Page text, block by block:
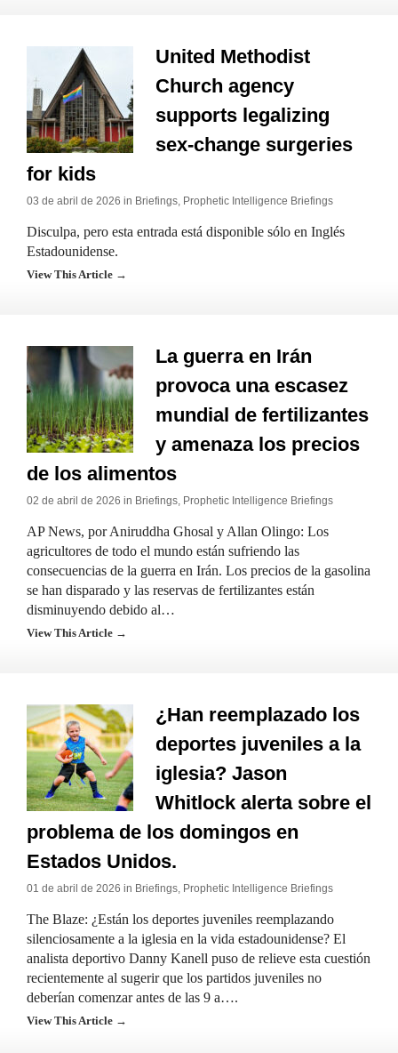
United Methodist
Church agency
supports legalizing
sex-change surgeries
for kids
03 de abril de 2026 in Briefings, Prophetic Intelligence Briefings
Disculpa, pero esta entrada está disponible sólo en Inglés
Estadounidense.
View This Article →
La guerra en Irán
provoca una escasez
mundial de fertilizantes
y amenaza los precios
de los alimentos
02 de abril de 2026 in Briefings, Prophetic Intelligence Briefings
AP News, por Aniruddha Ghosal y Allan Olingo: Los
agricultores de todo el mundo están sufriendo las
consecuencias de la guerra en Irán. Los precios de la gasolina
se han disparado y las reservas de fertilizantes están
disminuyendo debido al…
View This Article →
¿Han reemplazado los
deportes juveniles a la
iglesia? Jason
Whitlock alerta sobre el
problema de los domingos en
Estados Unidos.
01 de abril de 2026 in Briefings, Prophetic Intelligence Briefings
The Blaze: ¿Están los deportes juveniles reemplazando
silenciosamente a la iglesia en la vida estadounidense? El
analista deportivo Danny Kanell puso de relieve esta cuestión
recientemente al sugerir que los partidos juveniles no
deberían comenzar antes de las 9 a….
View This Article →